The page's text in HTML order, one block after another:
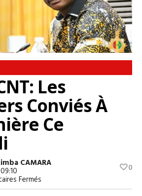
Les
Conviés À
Ce
CAMARA
Fermés
Urgent/CNT:
0